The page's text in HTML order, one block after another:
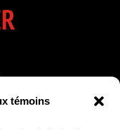
témoins
NOTRE